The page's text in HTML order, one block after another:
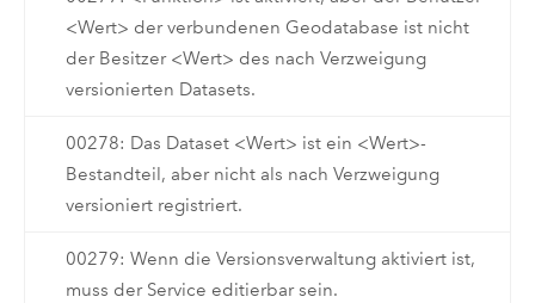
<Wert> der verbundenen Geodatabase ist nicht
der Besitzer <Wert> des nach Verzweigung
versionierten Datasets.
00278: Das Dataset <Wert> ist ein <Wert>-
Bestandteil, aber nicht als nach Verzweigung
versioniert registriert.
00279: Wenn die Versionsverwaltung aktiviert ist,
muss der Service editierbar sein.